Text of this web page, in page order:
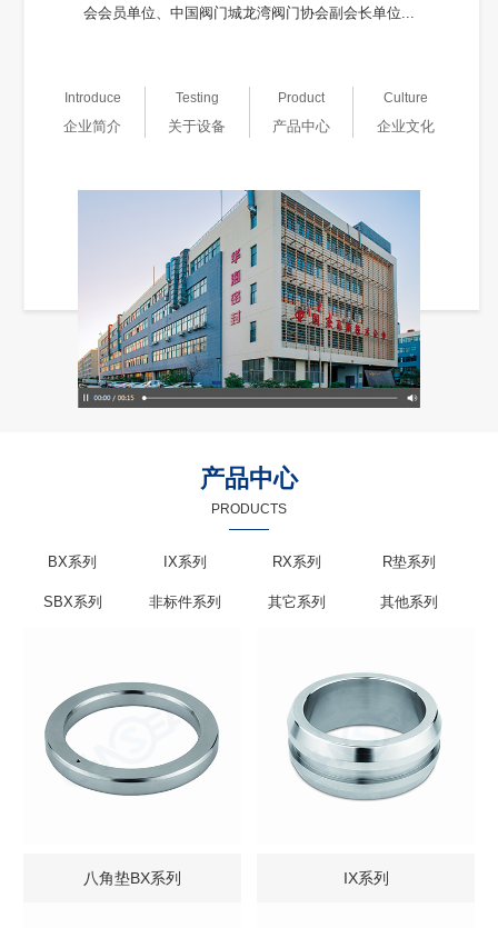
会会员单位、中国阀门城龙湾阀门协会副会长单位...
Introduce
企业简介
Testing
关于设备
Product
产品中心
Culture
企业文化
产品中心
PRODUCTS
BX系列 IX系列 RX系列 R垫系列
SBX系列 非标件系列 其它系列 其他系列
八角垫BX系列 IX系列